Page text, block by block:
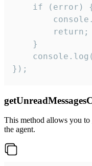
if (error)
        return;
    }
});
This method allows you to
the agent.